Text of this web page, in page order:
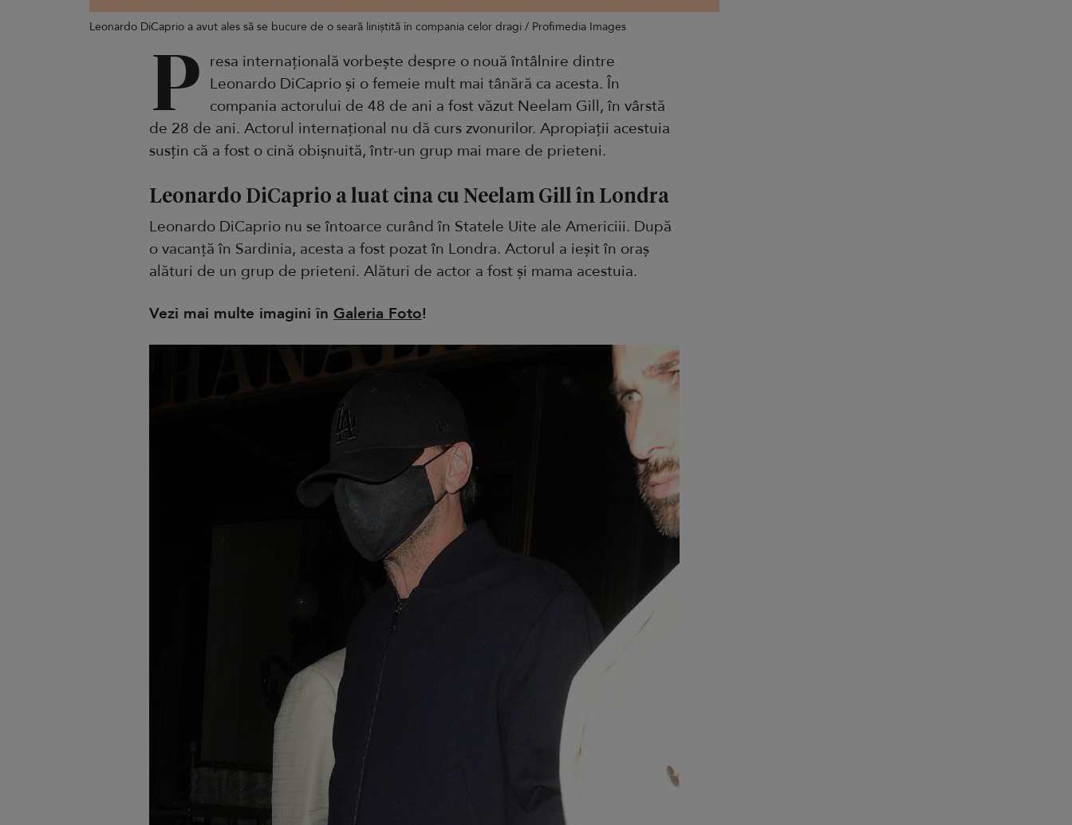
Leonardo DiCaprio a avut ales să se bucure de o seară liniștită în compania celor dragi / Profimedia Images
P resa internațională vorbește despre o nouă întâlnire dintre
Leonardo DiCaprio și o femeie mult mai tânără ca acesta. În
compania actorului de 48 de ani a fost văzut Neelam Gill, în vârstă
de 28 de ani. Actorul internațional nu dă curs zvonurilor. Apropiații acestuia
susțin că a fost o cină obișnuită, într-un grup mai mare de prieteni.
Leonardo DiCaprio a luat cina cu Neelam Gill în Londra
Leonardo DiCaprio nu se întoarce curând în Statele Uite ale Americiii. După
o vacanță în Sardinia, acesta a fost pozat în Londra. Actorul a ieșit în oraș
alături de un grup de prieteni. Alături de actor a fost și mama acestuia.
Vezi mai multe imagini în Galeria Foto!